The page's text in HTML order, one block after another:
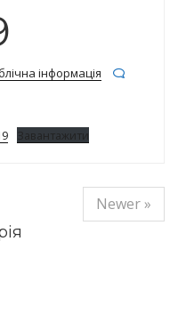
інформація
Завантажити
Newer »